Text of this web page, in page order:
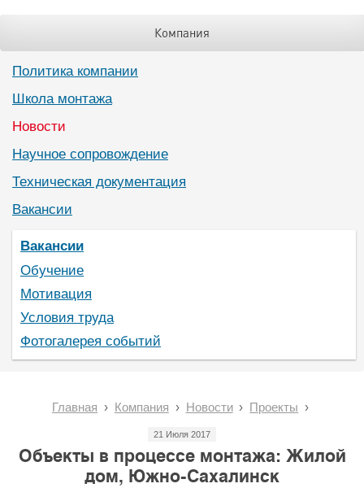
Компания
Политика компании
Школа монтажа
Новости
Научное сопровождение
Техническая документация
Вакансии
Вакансии
Обучение
Мотивация
Условия труда
Фотогалерея событий
Главная Компания Новости Проекты
21 Июля 2017
Объекты в процессе монтажа: Жилой
дом, Южно-Сахалинск